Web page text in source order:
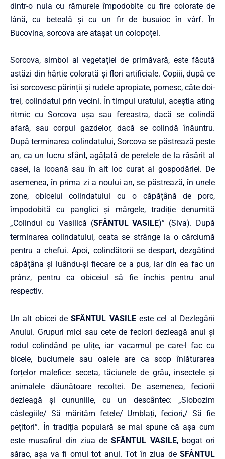
dintr-o nuia cu rămurele împodobite cu fire colorate de
lână, cu beteală și cu un fir de busuioc în vârf. În
Bucovina, sorcova are atașat un colopoțel.
Sorcova, simbol al vegetației de primăvară, este făcută
astăzi din hârtie colorată și flori artificiale. Copiii, după ce
îsi sorcovesc părinții și rudele apropiate, pornesc, câte doi-
trei, colindatul prin vecini. În timpul uratului, aceștia ating
ritmic cu Sorcova ușa sau fereastra, dacă se colindă
afară, sau corpul gazdelor, dacă se colindă înăuntru.
După terminarea colindatului, Sorcova se păstrează peste
an, ca un lucru sfânt, agățată de peretele de la răsărit al
casei, la icoană sau în alt loc curat al gospodăriei. De
asemenea, în prima zi a noului an, se păstrează, în unele
zone, obiceiul colindatului cu o căpățână de porc,
împodobită cu panglici și mărgele, tradiție denumită
„Colindul cu Vasilică (SFÂNTUL VASILE)” (Siva). După
terminarea colindatului, ceata se strânge la o cârciumă
pentru a chefui. Apoi, colindătorii se despart, dezgătind
căpățâna și luându-și fiecare ce a pus, iar din ea fac un
prânz, pentru ca obiceiul să fie închis pentru anul
respectiv.
Un alt obicei deSFÂNTUL VASILEeste cel al Dezlegării
Anului. Grupuri mici sau cete de feciori dezleagă anul și
rodul colindând pe ulițe, iar vacarmul pe care-l fac cu
bicele, buciumele sau oalele are ca scop înlăturarea
forțelor malefice: seceta, tăciunele de grâu, insectele și
animalele dăunătoare recoltei. De asemenea, feciorii
dezleagă și cununiile, cu un descântec: „Slobozim
câslegiile/ Să mărităm fetele/ Umblați, feciori,/ Să fie
pețitori”. În tradiția populară se mai spune că așa cum
este musafirul din ziua deSFÂNTUL VASILE, bogat ori
sărac, așa va fi omul tot anul. Tot în ziua de SFÂNTUL